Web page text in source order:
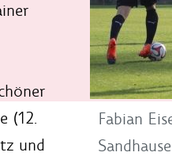
Fabian
(12.
und